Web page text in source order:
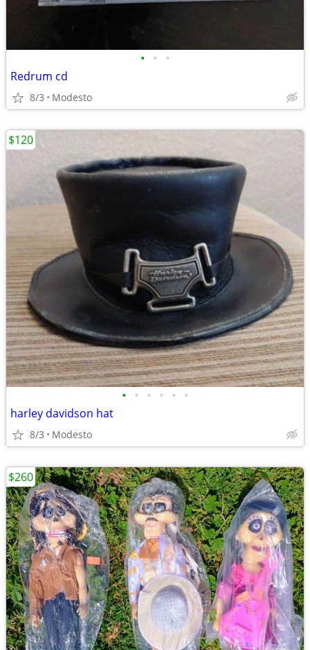
• • •
Redrum cd
8/3 Modesto
• • • • • •
harley davidson hat
8/3 Modesto
$120
$260